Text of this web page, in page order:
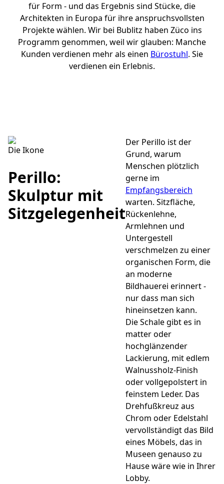
für Form - und das Ergebnis sind Stücke, die
Architekten in Europa für ihre anspruchsvollsten
Projekte wählen. Wir bei Bublitz haben Züco ins
Programm genommen, weil wir glauben: Manche
Kunden verdienen mehr als einen Bürostuhl. Sie
verdienen ein Erlebnis.
Die Ikone
Perillo:
Skulptur mit
Sitzgelegenheit
Der Perillo ist der
Grund, warum
Menschen plötzlich
gerne im
Empfangsbereich
warten. Sitzfläche,
Rückenlehne,
Armlehnen und
Untergestell
verschmelzen zu einer
organischen Form, die
an moderne
Bildhauerei erinnert -
nur dass man sich
hineinsetzen kann.
Die Schale gibt es in
matter oder
hochglänzender
Lackierung, mit edlem
Walnussholz-Finish
oder vollgepolstert in
feinstem Leder. Das
Drehfußkreuz aus
Chrom oder Edelstahl
vervollständigt das Bild
eines Möbels, das in
Museen genauso zu
Hause wäre wie in Ihrer
Lobby.